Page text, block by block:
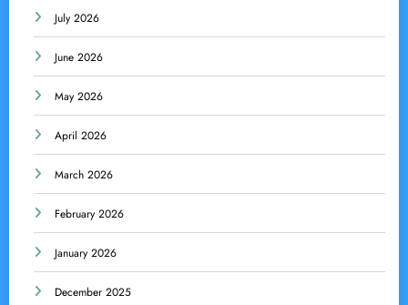
July 2026
June 2026
May 2026
April 2026
March 2026
February 2026
January 2026
December 2025